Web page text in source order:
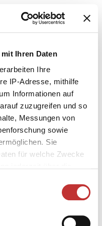
Ihren Daten
Ihre
IP-Adresse, mithilfe
Informationen auf
zuzugreifen und so
Messungen von
sowie
Sie
für welche Zwecke